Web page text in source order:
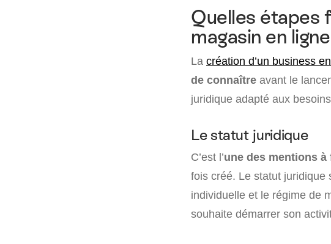
Quelles étapes
magasin en
La création d’un business
de connaître avant le
juridique adapté aux
Le statut juridique
C’est l’une des mentions
fois créé. Le statut juridique
individuelle et le régime de
souhaite démarrer son